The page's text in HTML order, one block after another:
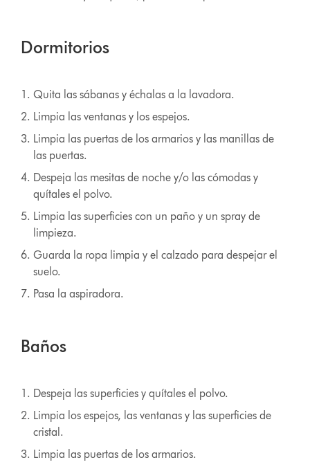
Dormitorios
Quita las sábanas y échalas a la lavadora.
Limpia las ventanas y los espejos.
Limpia las puertas de los armarios y las manillas de
las puertas.
Despeja las mesitas de noche y/o las cómodas y
quítales el polvo.
Limpia las superficies con un paño y un spray de
limpieza.
Guarda la ropa limpia y el calzado para despejar el
suelo.
Pasa la aspiradora.
Baños
Despeja las superficies y quítales el polvo.
Limpia los espejos, las ventanas y las superficies de
cristal.
Limpia las puertas de los armarios.